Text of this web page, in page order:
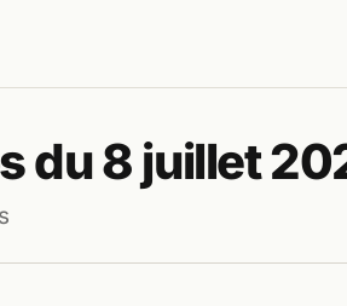
du 8 juillet